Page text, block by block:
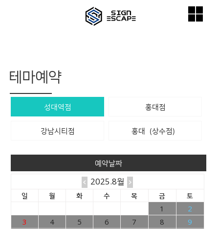
테마예약
성대역점 홍대점
강남시티점 홍대（상수점）
예약날짜
2025.8월
일 월 화 수 목 금 토
1
2
3
4 5 6 7 8
9